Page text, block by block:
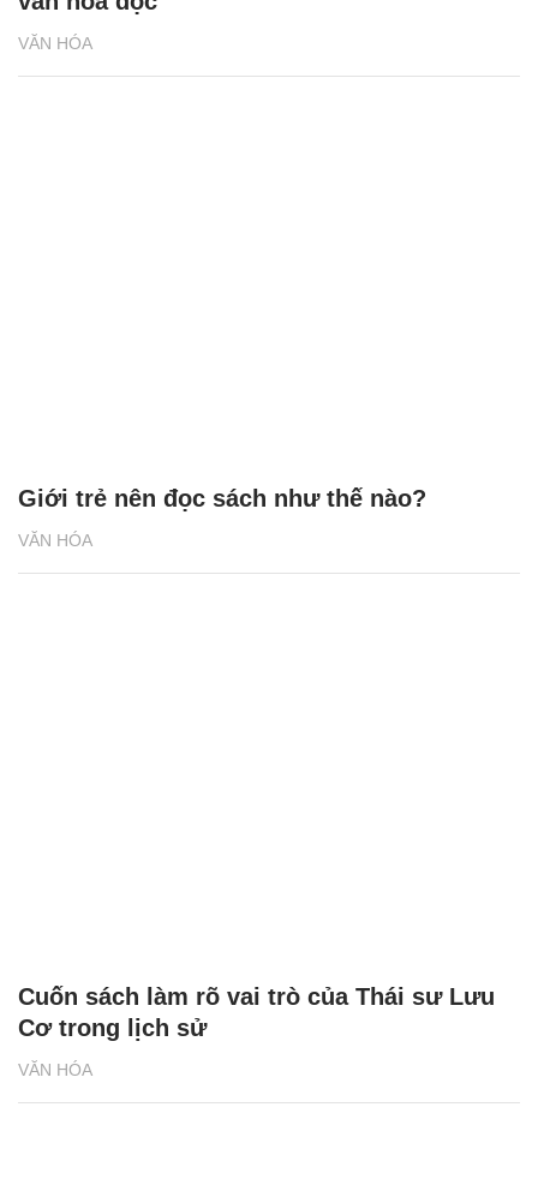
VĂN HÓA
VĂN HÓA
Giới trẻ nên đọc sách như thế nào?
VĂN HÓA
Cuốn sách làm rõ vai trò của Thái sư Lưu
Cơ trong lịch sử